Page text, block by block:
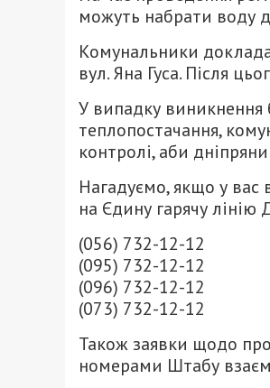
можуть набрати воду
Комунальники
вул. Яна Гуса. Після
У випадку виникнення
теплопостачання,
контролі, аби
Нагадуємо, якщо у
на Єдину гарячу лінію
(056) 732-12-12
(095) 732-12-12
(096) 732-12-12
(073) 732-12-12
Також заявки щодо
номерами Штабу